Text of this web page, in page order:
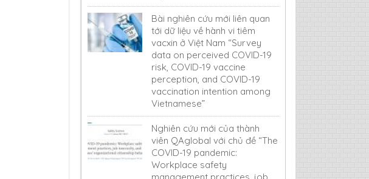
Bài nghiên cứu mới liên quan
tới dữ liệu về hành vi tiêm
vacxin ở Việt Nam “Survey
data on perceived COVID-19
risk, COVID-19 vaccine
perception, and COVID-19
vaccination intention among
Vietnamese”
Nghiên cứu mới của thành
viên QAglobal với chủ đề “The
COVID-19 pandemic:
Workplace safety
management practices, job